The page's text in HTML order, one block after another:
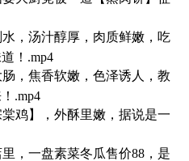
水，汤汁醇厚，肉质鲜嫩，吃
！.mp4
，焦香软嫩，色泽诱人，教
.mp4
鸡】，外酥里嫩，据说是一
，一盘素菜冬瓜售价88，是